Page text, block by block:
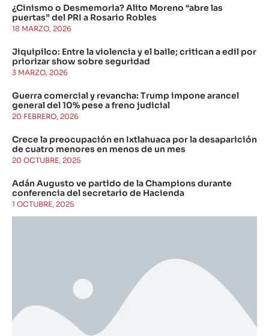
¿Cinismo o Desmemoria? Alito Moreno “abre las
puertas” del PRI a Rosario Robles
18 MARZO, 2026
Jiquipilco: Entre la violencia y el baile; critican a edil por
priorizar show sobre seguridad
3 MARZO, 2026
Guerra comercial y revancha: Trump impone arancel
general del 10% pese a freno judicial
20 FEBRERO, 2026
Crece la preocupación en Ixtlahuaca por la desaparición
de cuatro menores en menos de un mes
20 OCTUBRE, 2025
Adán Augusto ve partido de la Champions durante
conferencia del secretario de Hacienda
1 OCTUBRE, 2025